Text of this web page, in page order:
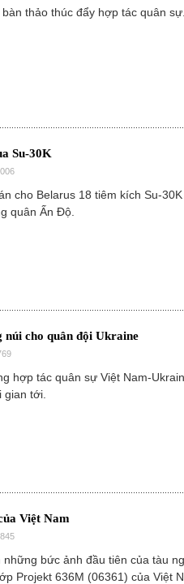
bàn thảo thúc đẩy hợp tác quân
Su-30K
cho Belarus 18 tiêm kích Su-
quân Ấn Độ.
núi cho quân đội Ukraine
hợp tác quân sự Việt Nam-
gian tới.
Việt Nam
những bức ảnh đầu tiên của tàu
Projekt 636M (06361) của Việt